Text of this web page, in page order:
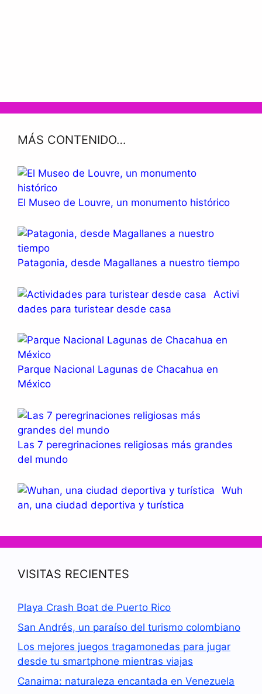
MÁS CONTENIDO…
El Museo de Louvre, un monumento histórico
Patagonia, desde Magallanes a nuestro tiempo
Activi
dades para turistear desde casa
Parque Nacional Lagunas de Chacahua en
México
Las 7 peregrinaciones religiosas más grandes
del mundo
Wuh
an, una ciudad deportiva y turística
VISITAS RECIENTES
Playa Crash Boat de Puerto Rico
San Andrés, un paraíso del turismo colombiano
Los mejores juegos tragamonedas para jugar
desde tu smartphone mientras viajas
Canaima: naturaleza encantada en Venezuela